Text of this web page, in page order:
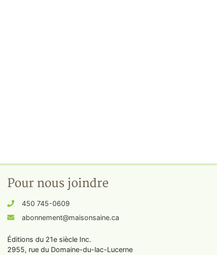
Pour nous joindre
450 745-0609
abonnement@maisonsaine.ca
Éditions du 21e siècle Inc.
2955, rue du Domaine-du-lac-Lucerne